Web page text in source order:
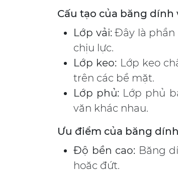
Cấu tạo của băng dính
Lớp vải: Đây là phần
chịu lực.
Lớp keo: Lớp keo
trên các bề mặt.
Lớp phủ: Lớp phủ
văn khác nhau.
Ưu điểm của băng
Độ bền cao: Băng
hoặc đứt.